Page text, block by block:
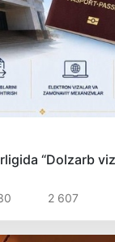
“Dolzarb
2 607